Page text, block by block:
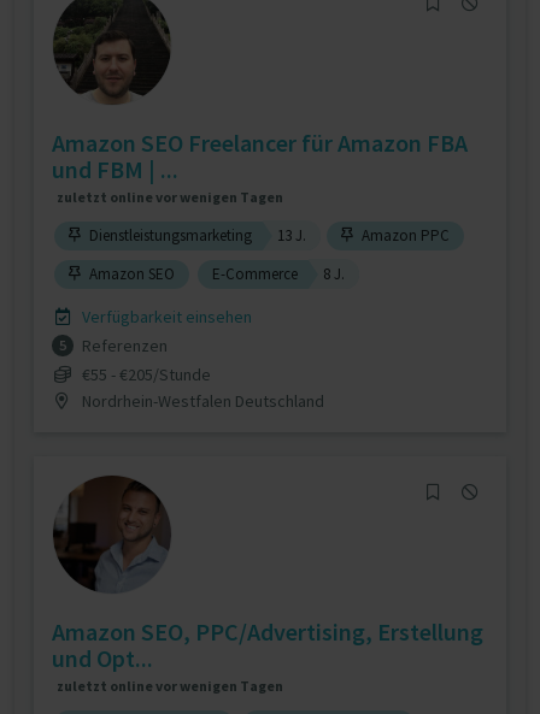
Amazon SEO Freelancer für Amazon FBA
und FBM | ...
zuletzt online vor wenigen Tagen
Dienstleistungsmarketing 13 J.
Amazon PPC
Amazon SEO
E-Commerce 8 J.
Verfügbarkeit einsehen
5
Referenzen
€55 - €205/Stunde
Nordrhein-Westfalen Deutschland
Amazon SEO, PPC/Advertising, Erstellung
und Opt...
zuletzt online vor wenigen Tagen